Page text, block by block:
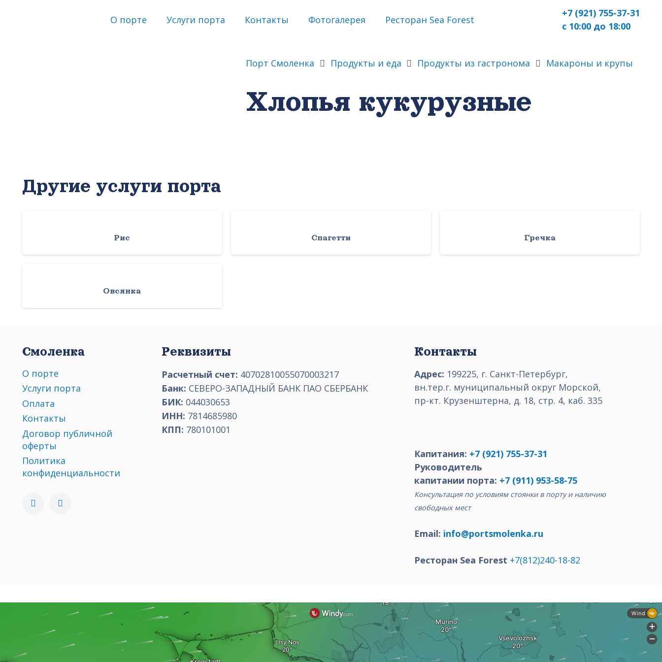
О порте Услуги порта Контакты Фотогалерея Ресторан Sea Forest
+7 (921) 755-37-31
с 10:00 до 18:00
Порт Смоленка Продукты и еда Продукты из гастронома Макароны и крупы
Хлопья кукурузные
Другие услуги порта
Рис Спагетти Гречка
Овсянка
Смоленка
О порте
Услуги порта
Оплата
Контакты
Договор публичной
оферты
Политика
конфиденциальности
Реквизиты
Расчетный счет: 40702810055070003217
Банк: СЕВЕРО-ЗАПАДНЫЙ БАНК ПАО СБЕРБАНК
БИК: 044030653
ИНН: 7814685980
КПП: 780101001
Контакты
Адрес: 199225, г. Санкт-Петербург,
вн.тер.г. муниципальный округ Морской,
пр-кт. Крузенштерна, д. 18, стр. 4, каб. 335
Капитания: +7 (921) 755-37-31
Руководитель
капитании порта: +7 (911) 953-58-75
Консультация по условиям стоянки в порту и наличию
свободных мест
Email: info@portsmolenka.ru
Ресторан Sea Forest +7(812)240-18-82